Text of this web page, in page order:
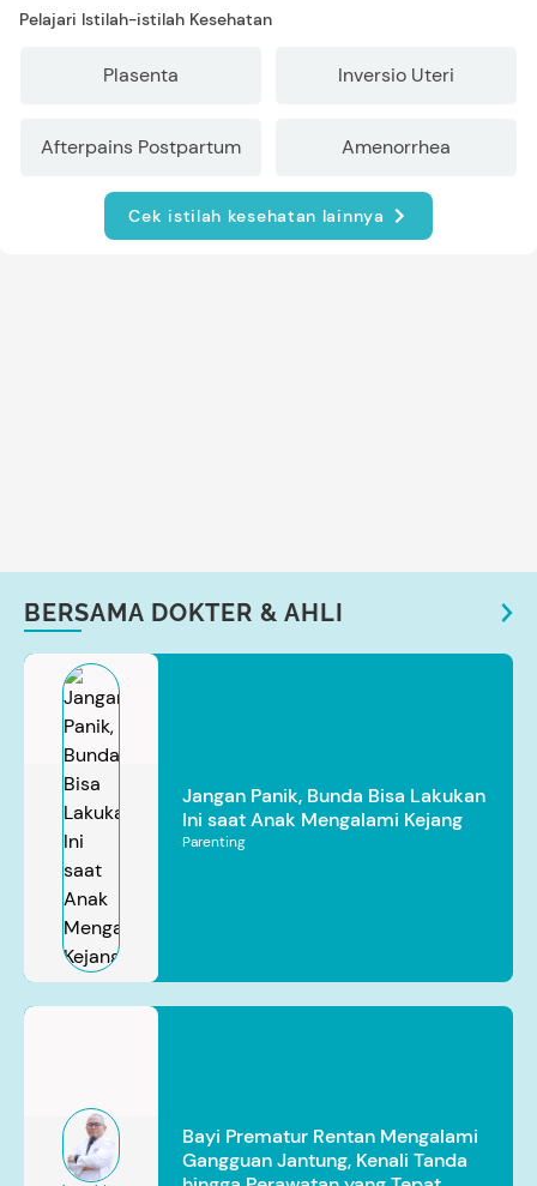
Pelajari Istilah-istilah Kesehatan
Plasenta Inversio Uteri
Afterpains Postpartum Amenorrhea
Cek istilah kesehatan lainnya
BERSAMA DOKTER & AHLI
Jangan Panik, Bunda Bisa Lakukan
Ini saat Anak Mengalami Kejang
Parenting
Bayi Prematur Rentan Mengalami
Gangguan Jantung, Kenali Tanda